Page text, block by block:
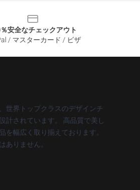
安全なチェックアウト
/ マスターカード / ビザ
世界トップクラスのデザインチ
計されています。 高品質で美し
を幅広く取り揃えております。
ありません。